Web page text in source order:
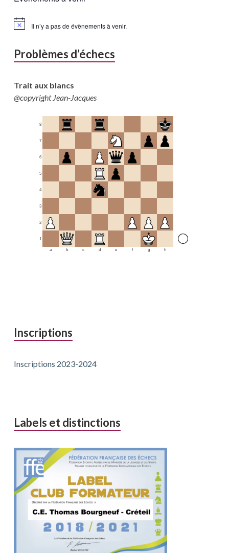
Il n’y a pas de évènements à venir.
Problèmes d’échecs
Trait aux blancs
@copyright Jean-Jacques
1
2
3
4
5
6
7
8
a b c d e f g h
Inscriptions
Inscriptions 2023-2024
Labels et distinctions